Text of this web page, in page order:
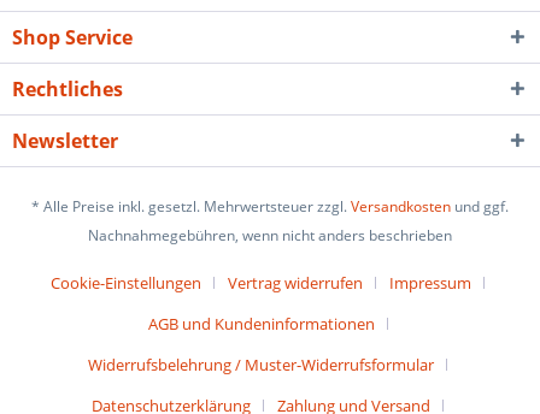
Shop Service
Rechtliches
Newsletter
* Alle Preise inkl. gesetzl. Mehrwertsteuer zzgl.Versandkosten und ggf.
Nachnahmegebühren, wenn nicht anders beschrieben
Cookie-Einstellungen Vertrag widerrufen
Impressum
AGB und Kundeninformationen
Widerrufsbelehrung / Muster-Widerrufsformular
Datenschutzerklärung
Zahlung und Versand